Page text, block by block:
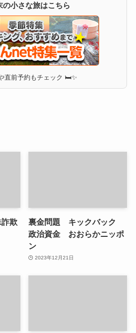
の小さな旅はこちら
直前予約もチェック 🛏✨
欺
裏金問題 キックバック
政治資金 おおらかニッポ
ン
2023年12月21日